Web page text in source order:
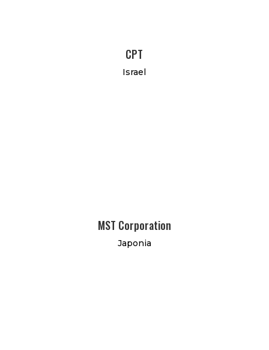
CPT
Israel
MST Corporation
Japonia